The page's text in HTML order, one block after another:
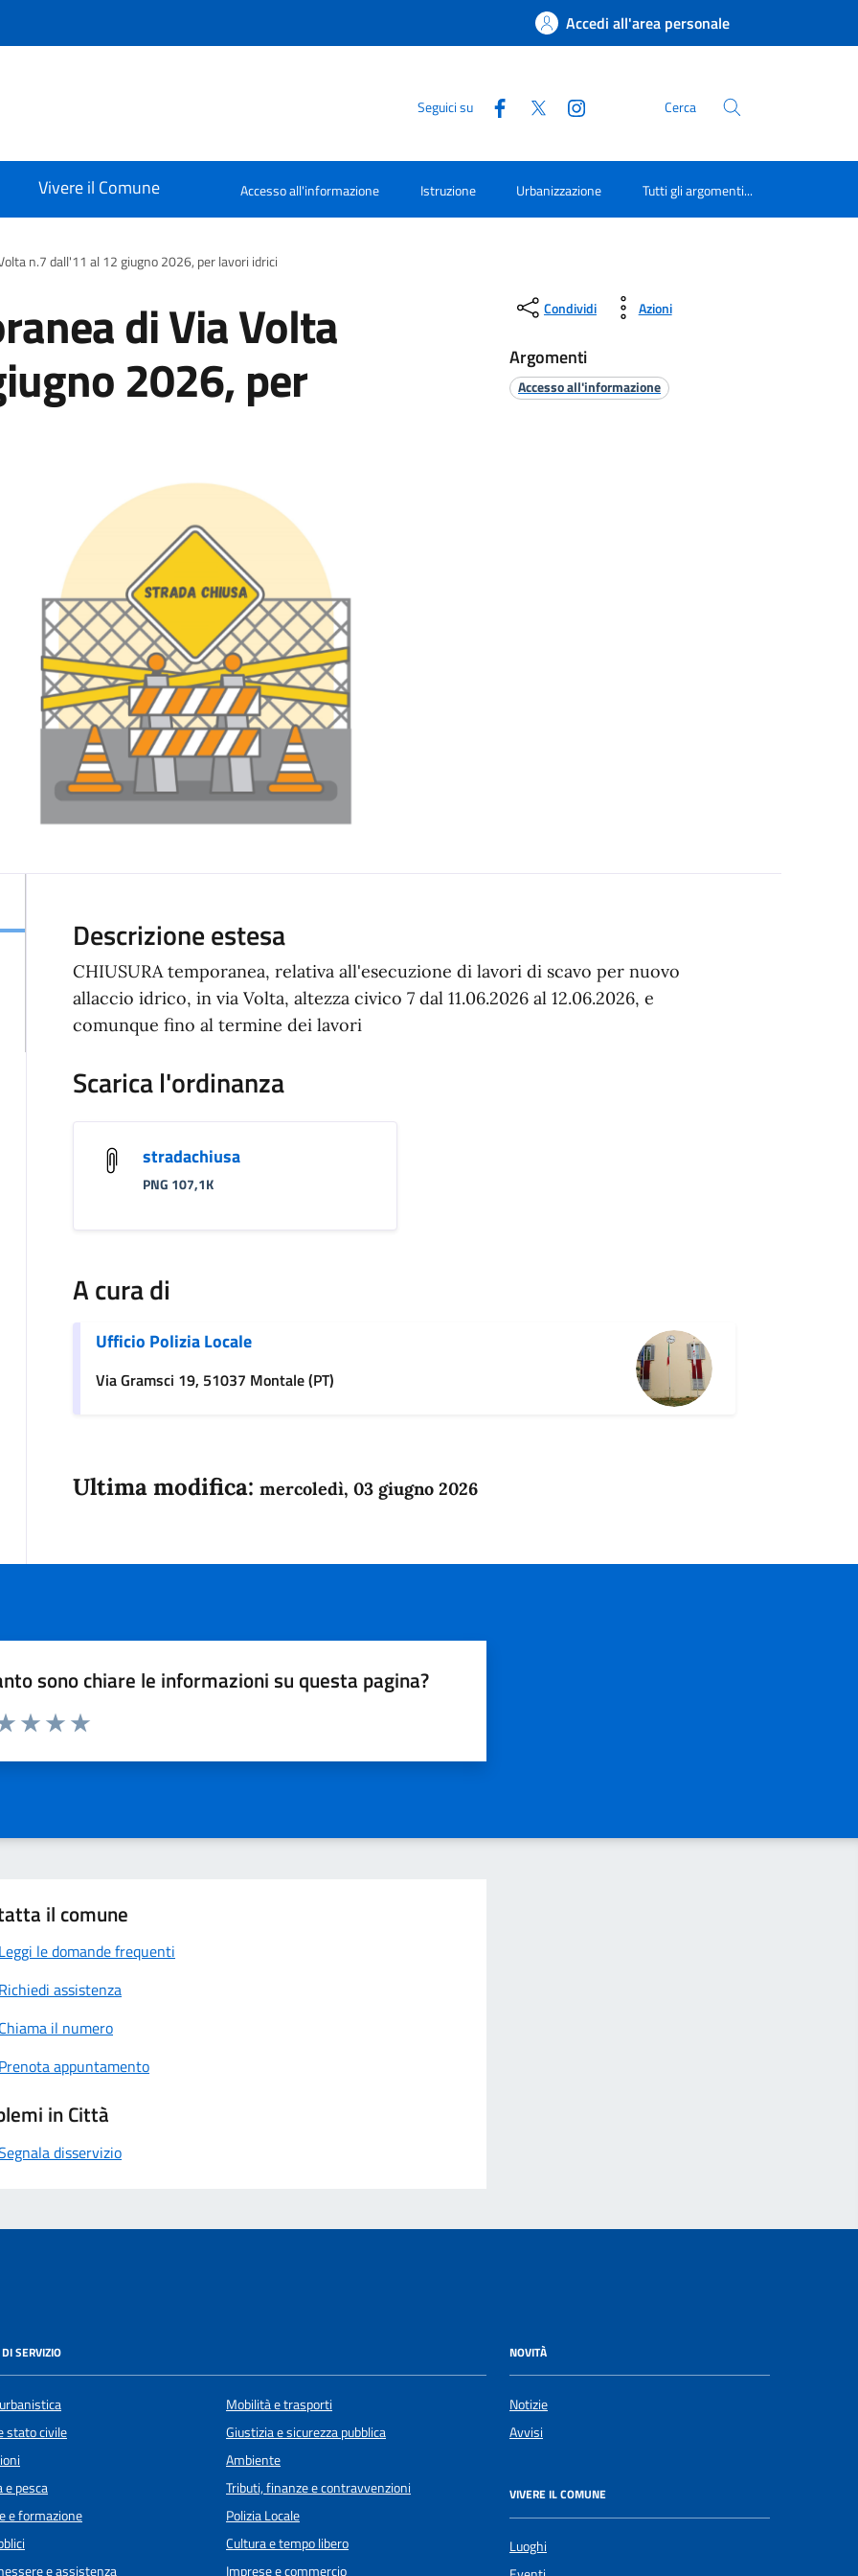
Accedi all'area personale
Seguici su Cerca
Vivere il Comune Accesso all'informazione Istruzione Urbanizzazione Tutti gli argomenti...
n.7 dall'11 al 12 giugno 2026, per lavori idrici
di Via Volta
2026, per
Condividi Azioni
Argomenti
Accesso all'informazione
Descrizione estesa
CHIUSURA temporanea, relativa all'esecuzione di lavori di scavo per nuovo
allaccio idrico, in via Volta, altezza civico 7 dal 11.06.2026 al 12.06.2026, e
comunque fino al termine dei lavori
Scarica l'ordinanza
stradachiusa
PNG 107,1K
A cura di
Ufficio Polizia Locale
Via Gramsci 19, 51037 Montale (PT)
Ultima modifica: mercoledì, 03 giugno 2026
sono chiare le informazioni su questa pagina?
da 1 a 5 stelle la pagina
il comune
Leggi le domande frequenti
Richiedi assistenza
Chiama il numero
Prenota appuntamento
in Città
disservizio
SERVIZIO
stato civile
e pesca
e formazione
e assistenza
Mobilità e trasporti
Giustizia e sicurezza pubblica
Ambiente
Tributi, finanze e contravvenzioni
Polizia Locale
Cultura e tempo libero
Imprese e commercio
NOVITÀ
Notizie
Avvisi
VIVERE IL COMUNE
Luoghi